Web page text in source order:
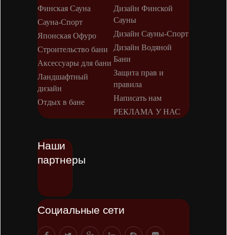
Финская Сауна
Сауна-Спорт
Японская Офуро
Строительство бани
Аксессуары для бани
Ландшафтный
дизайн
Отдых в бане
Дизайн Финской
Сауны
Дизайн Сауны-Спорт
Дизайн Водяной
Бани
Защита прав и
правила
Написать нам
РЕКЛАМА У НАС
Наши
партнеры
Социальные сети